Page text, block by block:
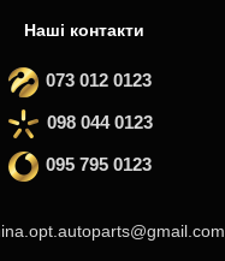
Наші контакти
073 012 0123
098 044 0123
095 795 0123